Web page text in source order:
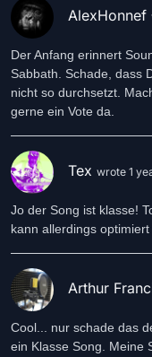
AlexHonnef
Der Anfang erinnert
Sabbath. Schade, dass
nicht so durchsetzt.
gerne ein Vote da.
Tex wrote 1
Jo der Song ist klasse!
kann allerdings optimiert
Arthur
Cool... nur schade das
ein Klasse Song. Meine